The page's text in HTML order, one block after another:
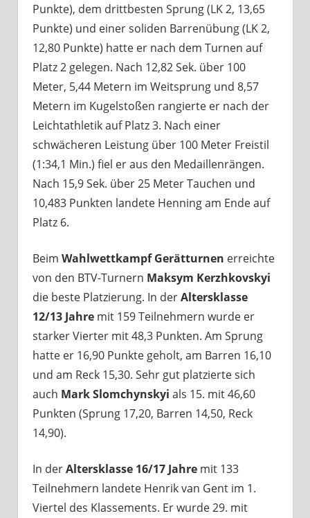
Punkte), dem drittbesten Sprung (LK 2, 13,65
Punkte) und einer soliden Barrenübung (LK 2,
12,80 Punkte) hatte er nach dem Turnen auf
Platz 2 gelegen. Nach 12,82 Sek. über 100
Meter, 5,44 Metern im Weitsprung und 8,57
Metern im Kugelstoßen rangierte er nach der
Leichtathletik auf Platz 3. Nach einer
schwächeren Leistung über 100 Meter Freistil
(1:34,1 Min.) fiel er aus den Medaillenrängen.
Nach 15,9 Sek. über 25 Meter Tauchen und
10,483 Punkten landete Henning am Ende auf
Platz 6.
Beim Wahlwettkampf Gerätturnen erreichte
von den BTV-Turnern Maksym Kerzhkovskyi
die beste Platzierung. In derAltersklasse
12/13 Jahremit 159 Teilnehmern wurde er
starker Vierter mit 48,3 Punkten. Am Sprung
hatte er 16,90 Punkte geholt, am Barren 16,10
und am Reck 15,30. Sehr gut platzierte sich
auch Mark Slomchynskyi als 15. mit 46,60
Punkten (Sprung 17,20, Barren 14,50, Reck
14,90).
In derAltersklasse 16/17 Jahremit 133
Teilnehmern landete Henrik van Gent im 1.
Viertel des Klassements. Er wurde 29. mit